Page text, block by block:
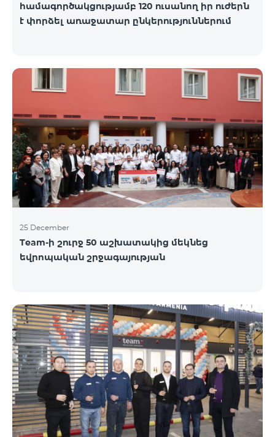
համագործակցությամբ 120 ուսանող իր ուժերն
է փորձել առաջատար ընկերություններում
25 December
Team-ի շուրջ 50 աշխատակից մեկնեց
եվրոպական շրջագայության